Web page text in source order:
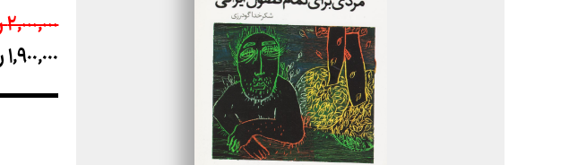
2,000,000 ريال
1,900,000 ريال